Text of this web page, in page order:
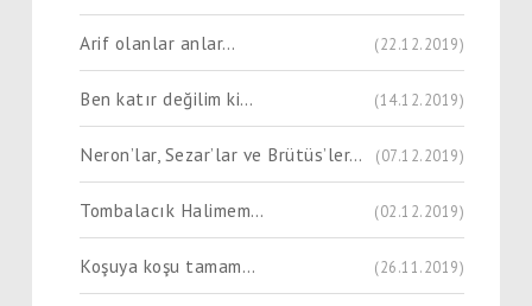
Arif olanlar anlar… (22.12.2019)
Ben katır değilim ki… (14.12.2019)
Neron’lar, Sezar’lar ve Brütüs’ler… (07.12.2019)
Tombalacık Halimem… (02.12.2019)
Koşuya koşu tamam… (26.11.2019)